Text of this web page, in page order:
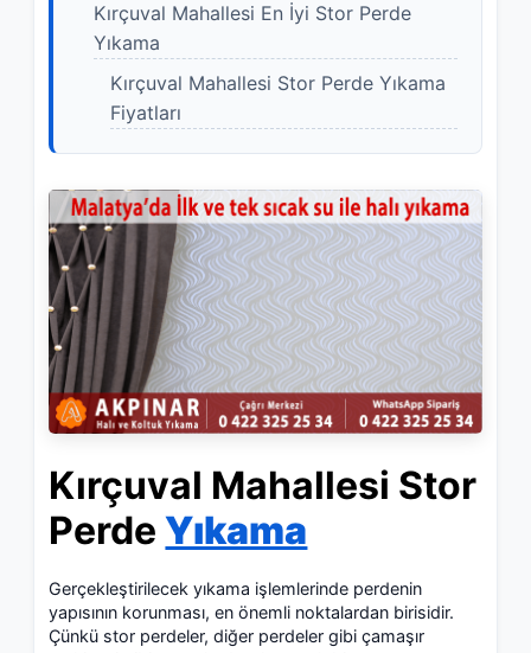
Kırçuval Mahallesi En İyi Stor Perde
Yıkama
Kırçuval Mahallesi Stor Perde Yıkama
Fiyatları
Kırçuval Mahallesi Stor
PerdeYıkama
Gerçekleştirilecek yıkama işlemlerinde perdenin
yapısının korunması, en önemli noktalardan birisidir.
Çünkü stor perdeler, diğer perdeler gibi çamaşır